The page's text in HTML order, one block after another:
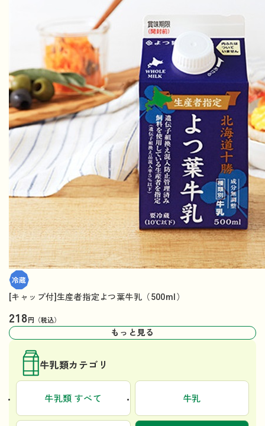
[キャップ付]生産者指定よつ葉牛乳（500ml）
218円（税込）
もっと見る
牛乳類カテゴリ
牛乳類 すべて 牛乳